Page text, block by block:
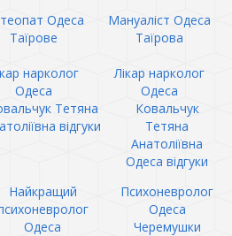
Одеса
Таїрове
Мануаліст Одеса
Таїрова
нарколог
Одеса
Лікар нарколог
Одеса
Тетяна
відгуки
Ковальчук
Тетяна
Анатоліївна
Одеса відгуки
Найкращий
Одеса
Психоневролог
Одеса
Черемушки